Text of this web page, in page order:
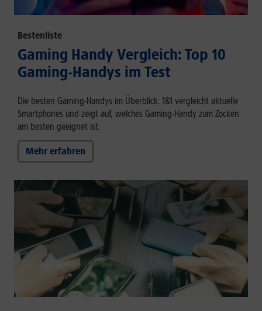
Bestenliste
Gaming Handy Vergleich: Top 10
Gaming-Handys im Test
Die besten Gaming-Handys im Überblick: 1&1 vergleicht aktuelle
Smartphones und zeigt auf, welches Gaming-Handy zum Zocken
am besten geeignet ist.
Mehr erfahren